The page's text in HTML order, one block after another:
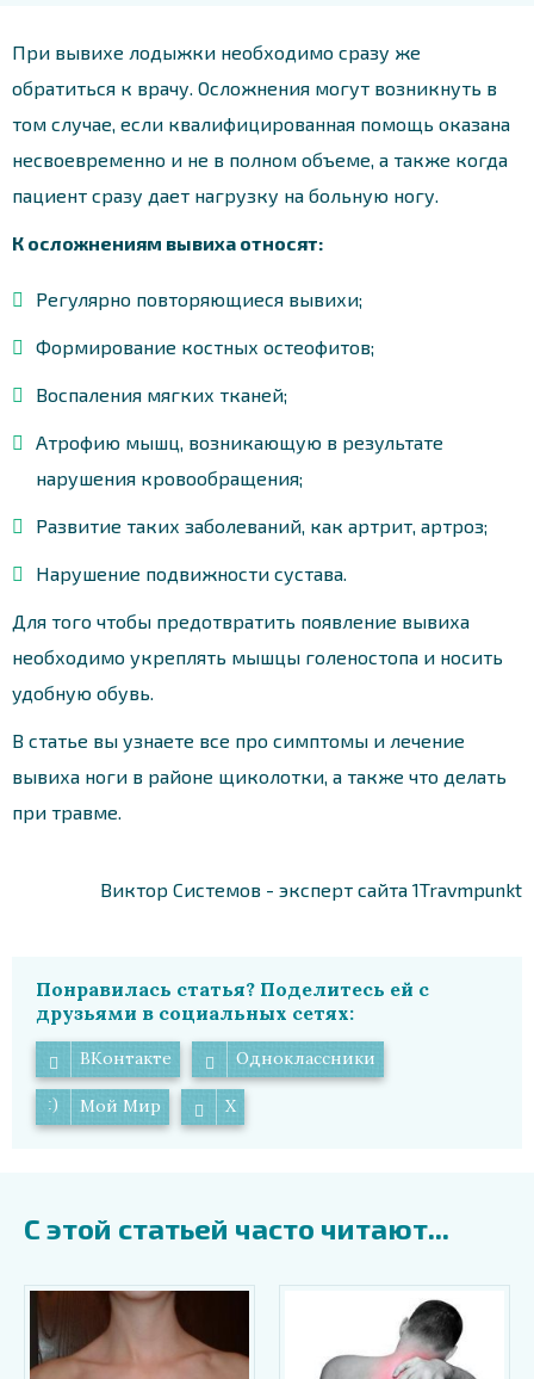
При вывихе лодыжки необходимо сразу же
обратиться к врачу. Осложнения могут возникнуть в
том случае, если квалифицированная помощь оказана
несвоевременно и не в полном объеме, а также когда
пациент сразу дает нагрузку на больную ногу.
К осложнениям вывиха относят:
Регулярно повторяющиеся вывихи;
Формирование костных остеофитов;
Воспаления мягких тканей;
Атрофию мышц, возникающую в результате
нарушения кровообращения;
Развитие таких заболеваний, как артрит, артроз;
Нарушение подвижности сустава.
Для того чтобы предотвратить появление вывиха
необходимо укреплять мышцы голеностопа и носить
удобную обувь.
В статье вы узнаете все про симптомы и лечение
вывиха ноги в районе щиколотки, а также что делать
при травме.
Виктор Системов - эксперт сайта 1Travmpunkt
Понравилась статья? Поделитесь ей с
друзьями в социальных сетях:
ВКонтакте Одноклассники
Мой Мир X
С этой статьей часто читают...